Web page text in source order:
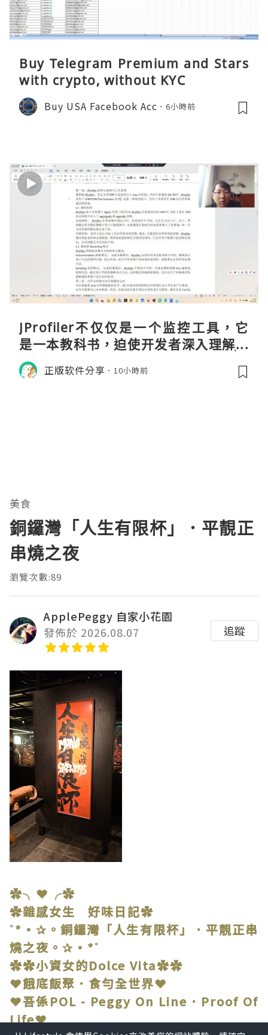
Buy Telegram Premium and Stars
with crypto, without KYC
Buy USA Facebook Acc 6小時前
JProfiler不仅仅是一个监控工具，它
是一本教科书，迫使开发者深入理解JV
M的内存模型、垃圾回收机制和并发原
理。通过直观的可视化数据，它将抽象
正版软件分享 10小時前
美食
銅鑼灣「人生有限杯」．平靚正
串燒之夜
瀏覽次數:89
ApplePeggy 自家小花園
發佈於 2026.08.07
追蹤
✿╮❤╭✿
✿雜感女生 好味日記✿
˚*•✰。銅鑼灣「人生有限杯」．平靚正串
燒之夜。✰•*˚
✿✿小資女的Dolce Vita✿✿
❤餓底飯聚．食勻全世界❤
❤吾係POL - Peggy On Line．Proof Of
Life❤